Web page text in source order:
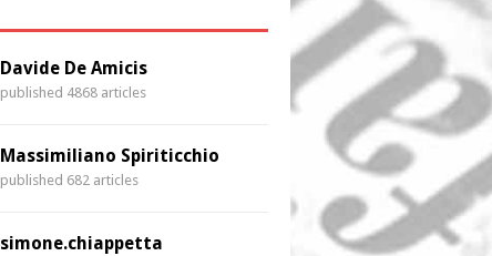
Davide De Amicis
published 4868 articles
Massimiliano Spiriticchio
published 682 articles
simone.chiappetta